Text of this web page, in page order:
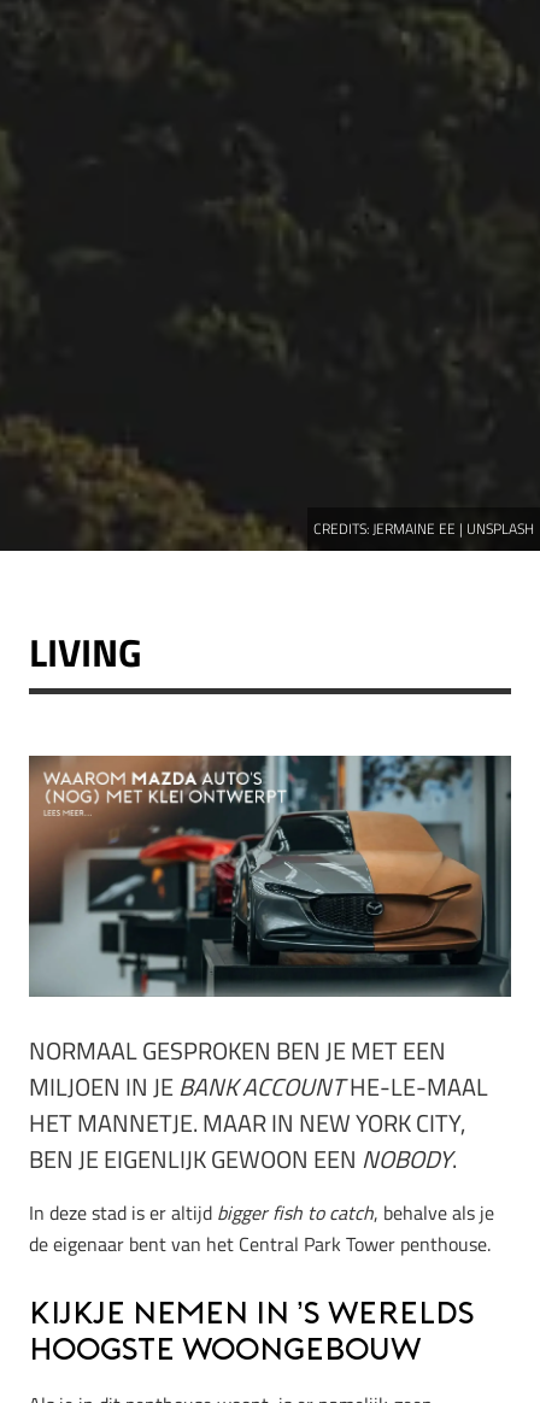
CREDITS:JERMAINE EE | UNSPLASH
LIVING
NORMAAL GESPROKEN BEN JE MET EEN
MILJOEN IN JEBANK ACCOUNTHE-LE-MAAL
HET MANNETJE. MAAR IN NEW YORK CITY,
BEN JE EIGENLIJK GEWOON EEN NOBODY.
In deze stad is er altijd bigger fish to catch, behalve als je
de eigenaar bent van het Central Park Tower penthouse.
Kijkje nemen in ’s werelds
hoogste woongebouw